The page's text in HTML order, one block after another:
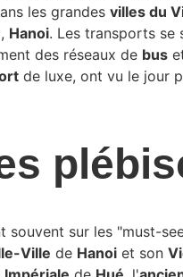
les grandes villes du
, Hanoi. Les transports se
des réseaux de bus
de luxe, ont vu le jour
souvent sur les "must-
Ville de Hanoi et son